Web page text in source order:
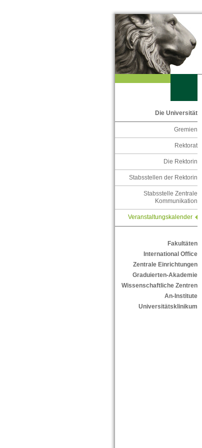
Die Universität
Gremien
Rektorat
Die Rektorin
Stabsstellen der Rektorin
Stabsstelle Zentrale
Kommunikation
Veranstaltungskalender
Fakultäten
International Office
Zentrale Einrichtungen
Graduierten-Akademie
Wissenschaftliche Zentren
An-Institute
Universitätsklinikum